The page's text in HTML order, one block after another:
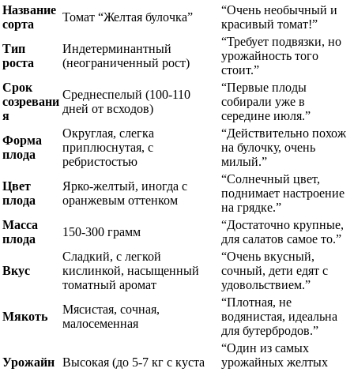
Название
сорта
Томат “Желтая булочка”
“Очень необычный и
красивый томат!”
Тип
роста
Индетерминантный
(неограниченный рост)
“Требует подвязки, но
урожайность того
стоит.”
Срок
созревани
я
Среднеспелый (100-110
дней от всходов)
“Первые плоды
собирали уже в
середине июля.”
Форма
плода
Округлая, слегка
приплюснутая, с
ребристостью
“Действительно похож
на булочку, очень
милый.”
Цвет
плода
Ярко-желтый, иногда с
оранжевым оттенком
“Солнечный цвет,
поднимает настроение
на грядке.”
Масса
плода
150-300 грамм
“Достаточно крупные,
для салатов самое то.”
Вкус
Сладкий, с легкой
кислинкой, насыщенный
томатный аромат
“Очень вкусный,
сочный, дети едят с
удовольствием.”
Мякоть
Мясистая, сочная,
малосеменная
“Плотная, не
водянистая, идеальна
для бутербродов.”
Урожайн Высокая (до 5-7 кг с куста
“Один из самых
урожайных желтых